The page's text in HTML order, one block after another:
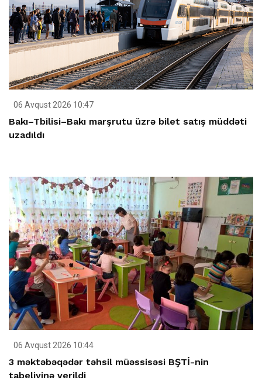
06 Avqust 2026 10:47
Bakı–Tbilisi–Bakı marşrutu üzrə bilet satış müddəti
uzadıldı
06 Avqust 2026 10:44
3 məktəbəqədər təhsil müəssisəsi BŞTİ-nin
tabeliyinə verildi